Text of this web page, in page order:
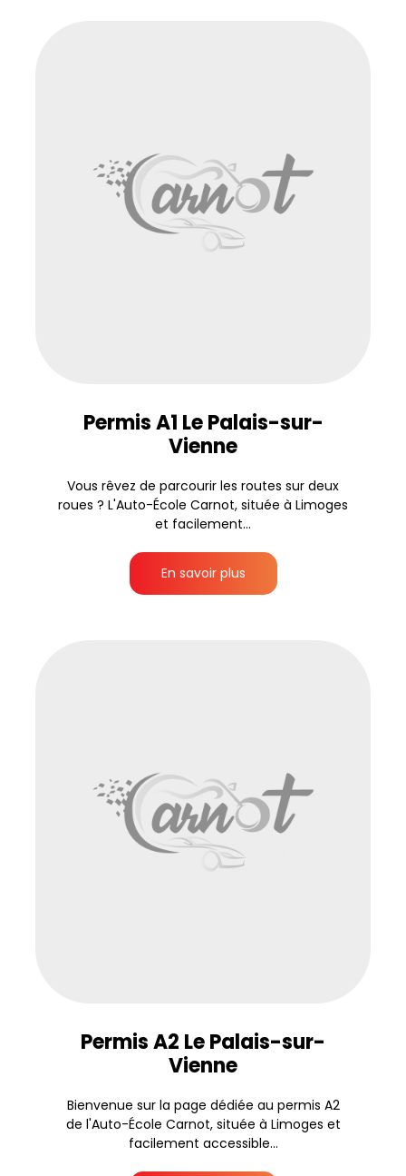
Permis A1 Le Palais-sur-
Vienne
Vous rêvez de parcourir les routes sur deux
roues ? L'Auto-École Carnot, située à Limoges
et facilement...
En savoir plus
Permis A2 Le Palais-sur-
Vienne
Bienvenue sur la page dédiée au permis A2
de l'Auto-École Carnot, située à Limoges et
facilement accessible...